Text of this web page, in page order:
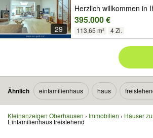
29
Herzlich willkommen in
395.000 €
113,65 m² 4 Zi.
Ähnlich einfamilienhaus haus
Kleinanzeigen Oberhausen Immobilien Häuser
Einfamilienhaus freistehend